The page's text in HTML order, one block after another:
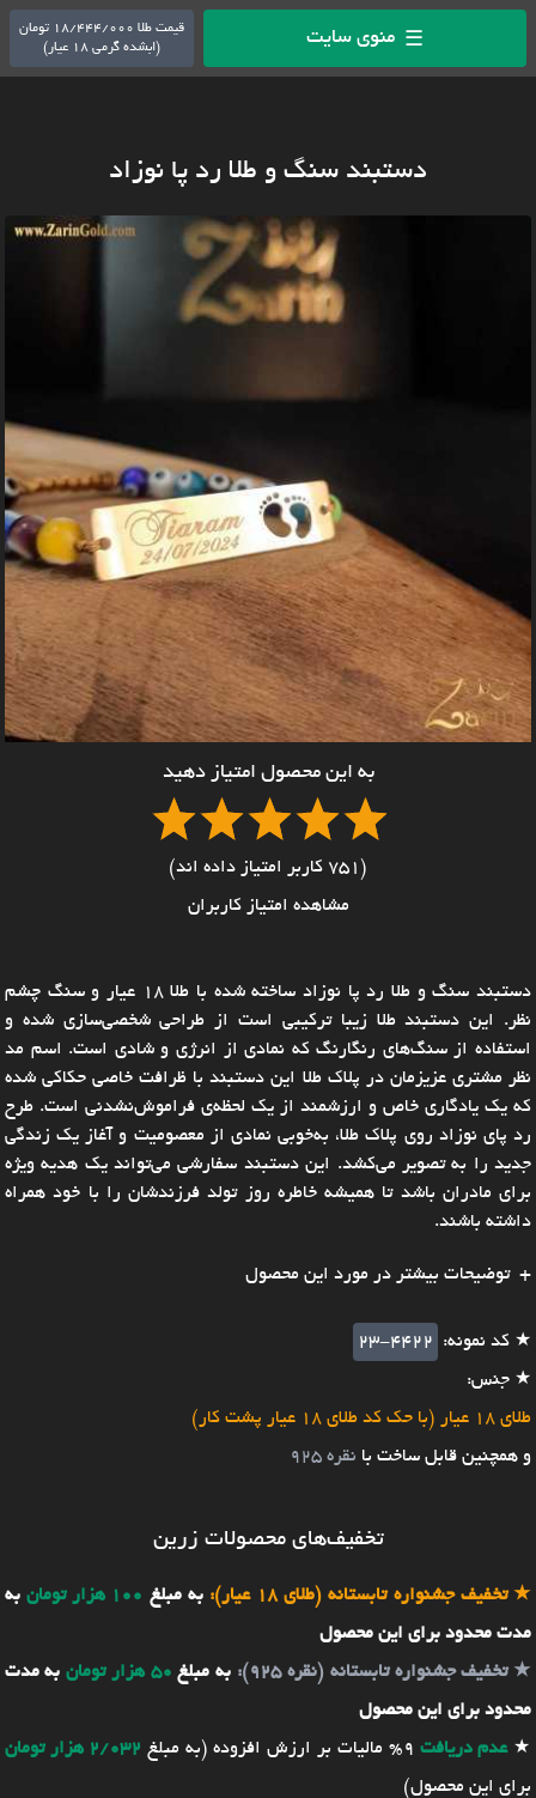
☰ منوی سایت
قیمت طلا 18/444/000 تومان
(ابشده گرمی 18 عیار)
دستبند سنگ و طلا رد پا نوزاد
به این محصول امتیاز دهید
(751 کاربر امتیاز داده اند)
مشاهده امتیاز کاربران
دستبند سنگ و طلا رد پا نوزاد ساخته شده با طلا 18 عیار و سنگ چشم
نظر. این دستبند طلا زیبا ترکیبی است از طراحی شخصی‌سازی شده و
استفاده از سنگ‌های رنگارنگ که نمادی از انرژی و شادی است. اسم مد
نظر مشتری عزیزمان در پلاک طلا این دستبند با ظرافت خاصی حکاکی شده
که یک یادگاری خاص و ارزشمند از یک لحظه‌ی فراموش‌نشدنی است. طرح
رد پای نوزاد روی پلاک طلا، به‌خوبی نمادی از معصومیت و آغاز یک زندگی
جدید را به تصویر می‌کشد. این دستبند سفارشی می‌تواند یک هدیه ویژه
برای مادران باشد تا همیشه خاطره روز تولد فرزندشان را با خود همراه
داشته باشند.
توضیحات بیشتر در مورد این محصول
★ کد نمونه:
23-4422
★ جنس:
طلای 18 عیار (با حک کد طلای 18 عیار پشت کار)
و همچنین قابل ساخت با نقره 925
تخفیف‌های محصولات زرین
★تخفیف جشنواره تابستانه (طلای 18 عیار): به مبلغ 100 هزار تومان
به
مدت محدود برای این محصول
★تخفیف جشنواره تابستانه (نقره 925): به مبلغ 50 هزار تومان
به مدت
محدود برای این محصول
★عدم دریافت 9% مالیات بر ارزش افزوده (به مبلغ
2/032 هزار تومان
برای این محصول)